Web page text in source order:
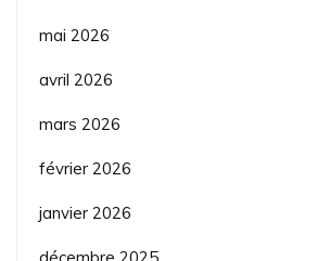
mai 2026
avril 2026
mars 2026
février 2026
janvier 2026